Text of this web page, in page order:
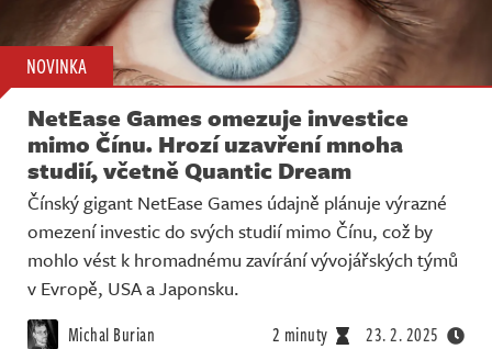
NOVINKA
NetEase Games omezuje investice
mimo Čínu. Hrozí uzavření mnoha
studií, včetně Quantic Dream
Čínský gigant NetEase Games údajně plánuje výrazné
omezení investic do svých studií mimo Čínu, což by
mohlo vést k hromadnému zavírání vývojářských týmů
v Evropě, USA a Japonsku.
Michal Burian 2 minuty 23. 2. 2025